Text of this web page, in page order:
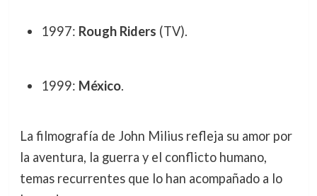
1997: Rough Riders (TV).
1999: México.
La filmografía de John Milius refleja su amor por
la aventura, la guerra y el conflicto humano,
temas recurrentes que lo han acompañado a lo